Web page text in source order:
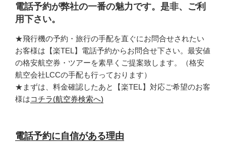
電話予約が弊社の一番の魅力です。是非、ご利
用下さい。
★飛行機の予約・旅行の手配を直ぐにお問合せされたい
お客様は【楽TEL】電話予約からお問合せ下さい。最安値
の格安航空券・ツアーを素早くご提案致します。（格安
航空会社LCCの手配も行っております）
★まずは、料金確認したあと【楽TEL】対応ご希望のお客
様はコチラ(航空券検索へ)
電話予約に自信がある理由